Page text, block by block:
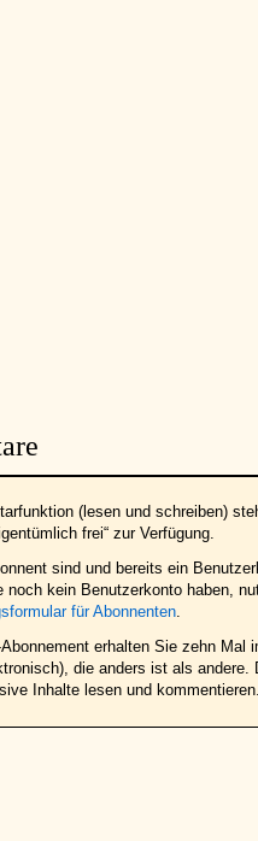
(lesen und schreiben)
frei“ zur Verfügung.
sind und bereits ein
noch kein Benutzerkonto haben,
für Abonnenten.
erhalten Sie zehn Mal
die anders ist als andere.
Inhalte lesen und kommentieren.